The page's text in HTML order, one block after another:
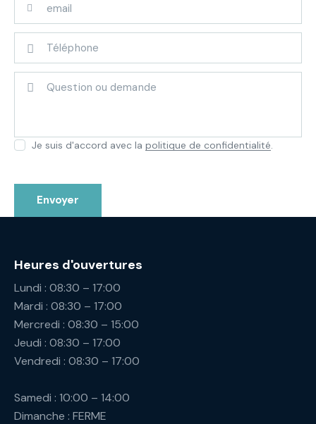
Je suis d'accord avec lapolitique de confidentialité.
Heures d'ouvertures
Lundi : 08:30 – 17:00
Mardi : 08:30 – 17:00
Mercredi : 08:30 – 15:00
Jeudi : 08:30 – 17:00
Vendredi : 08:30 – 17:00
Samedi : 10:00 – 14:00
Dimanche : FERME